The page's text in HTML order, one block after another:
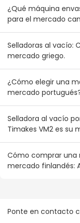
¿Qué máquina
para el mercado
Selladoras al vacío:
mercado griego.
¿Cómo elegir una
mercado
Selladora al vacío
Timakes VM2 es su
Cómo comprar una
mercado finlandés:
Ponte en contacto